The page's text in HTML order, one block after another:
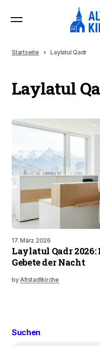
Startseite Laylatul Qadr
Laylatul
17. März 2026
Laylatul Qadr 2026:
Gebete der Nacht
byAltstadtkirche
Suchen